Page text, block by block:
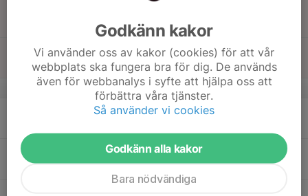
Näsbydalsskolans idrottshall, Täby
16:00
19:00
Bowlingträning Bowling
Täby Bowlinghall
v.12
17
Godkänn kakor
Vi använder oss av kakor (cookies) för att vår
webbplats ska fungera bra för dig. De används
även för webbanalys i syfte att hjälpa oss att
förbättra våra tjänster.
Så använder vi cookies
Godkänn alla kakor
Bara nödvändiga